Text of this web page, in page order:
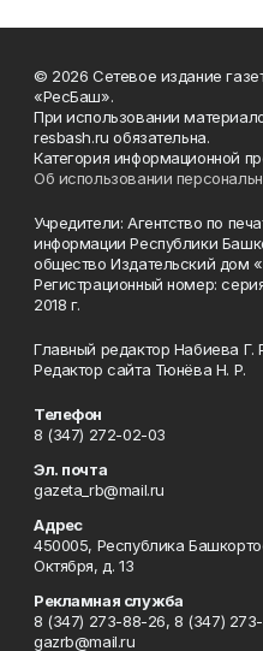
© 2026 Сетевое издание
«РесБаш».
При использовании
resbash.ru обязательна.
Категория информационной
Об использовании
Учредители: Агентство по
информации Республики
общество Издательский дом
Регистрационный номер:
2018 г.
Главный редактор Набиева Г.
Редактор сайта Тюнёва Н. Р.
Телефон
8 (347) 272-02-03
Эл. почта
gazeta_rb@mail.ru
Адрес
450005, Республика
Октября, д. 13
Рекламная служба
8 (347) 273-88-26, 8 (347)
gazrb@mail.ru